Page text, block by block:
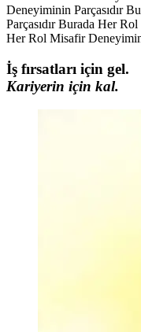
Deneyiminin Parçasıdır
Parçasıdır Burada Her Rol
Her Rol Misafir
İş fırsatları için gel.
Kariyerin için kal.